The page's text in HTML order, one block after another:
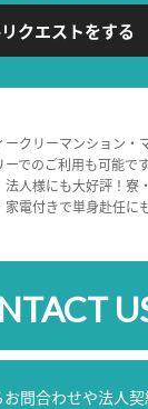
クエストをする
クリーマンション・
でのご利用も可能で
人様にも大好評！寮
電付きで単身赴任に
問合わせや法人契